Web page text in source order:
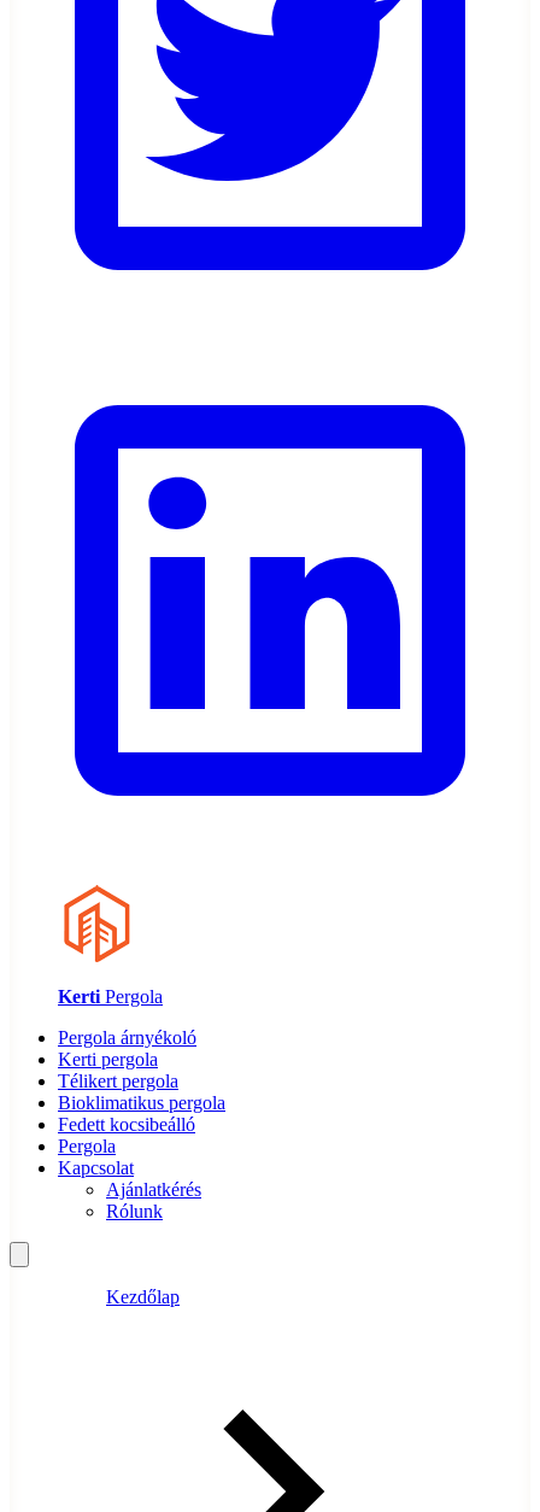
Kerti Pergola
Pergola árnyékoló
Kerti pergola
Télikert pergola
Bioklimatikus pergola
Fedett kocsibeálló
Pergola
Kapcsolat
Ajánlatkérés
Rólunk
Kezdőlap